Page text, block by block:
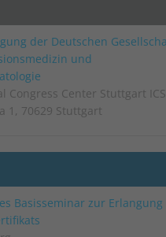
der Deutschen
und
Congress Center Stuttgart
1, 70629 Stuttgart
Basisseminar zur Erlangung